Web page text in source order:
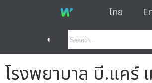
ไทย
◐
โรงพยาบาล บี.แคร์